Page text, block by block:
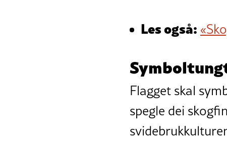
Les også:
Flagget skal
spegle dei